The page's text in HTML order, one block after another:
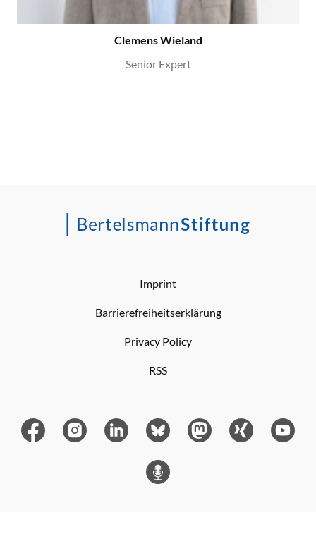
Clemens Wieland
Senior Expert
Imprint
Barrierefreiheitserklärung
Privacy Policy
RSS